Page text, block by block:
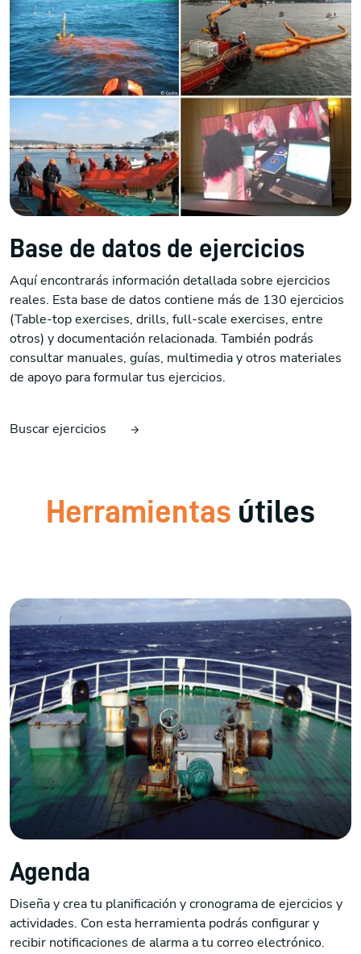
Base de datos de ejercicios
Aquí encontrarás información detallada sobre ejercicios
reales. Esta base de datos contiene más de 130 ejercicios
(Table-top exercises, drills, full-scale exercises, entre
otros) y documentación relacionada. También podrás
consultar manuales, guías, multimedia y otros materiales
de apoyo para formular tus ejercicios.
Buscar ejercicios
Herramientas útiles
Agenda
Diseña y crea tu planificación y cronograma de ejercicios y
actividades. Con esta herramienta podrás configurar y
recibir notificaciones de alarma a tu correo electrónico.